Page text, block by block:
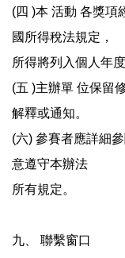
(四 )本 活動 各獎項
國所得稅法規定，
所得將列入個人年
(五 )主辦單 位保留
解釋或通知。
(六) 參賽者應詳細
意遵守本辦法
所有規定。
九、 聯繫窗口